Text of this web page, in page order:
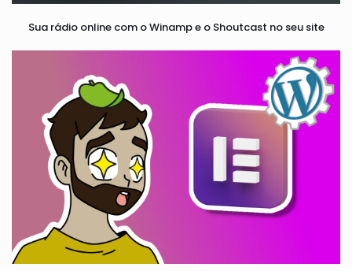
Sua rádio online com o Winamp e o Shoutcast no seu site